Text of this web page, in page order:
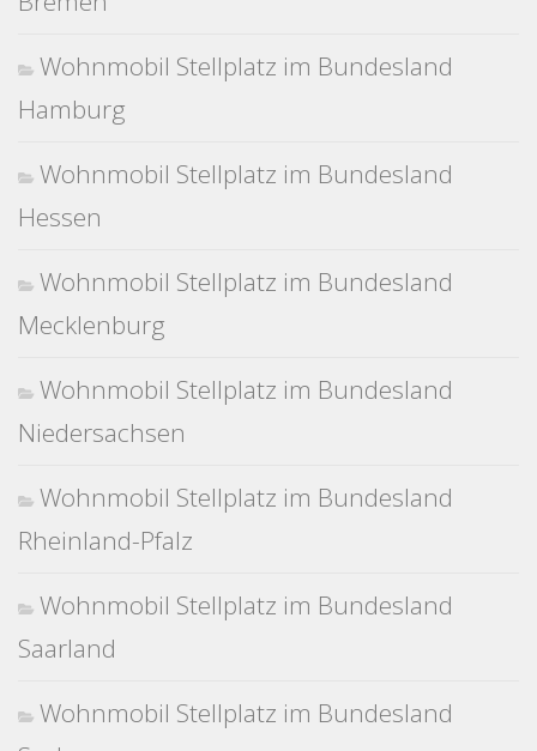
Wohnmobil Stellplatz im Bundesland
Hamburg
Wohnmobil Stellplatz im Bundesland
Hessen
Wohnmobil Stellplatz im Bundesland
Mecklenburg
Wohnmobil Stellplatz im Bundesland
Niedersachsen
Wohnmobil Stellplatz im Bundesland
Rheinland-Pfalz
Wohnmobil Stellplatz im Bundesland
Saarland
Wohnmobil Stellplatz im Bundesland